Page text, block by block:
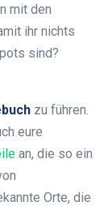
mit den
ihr nichts
sind?
zu führen.
eure
an, die so ein
Orte, die